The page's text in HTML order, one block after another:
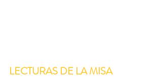
LECTURAS DE LA MISA